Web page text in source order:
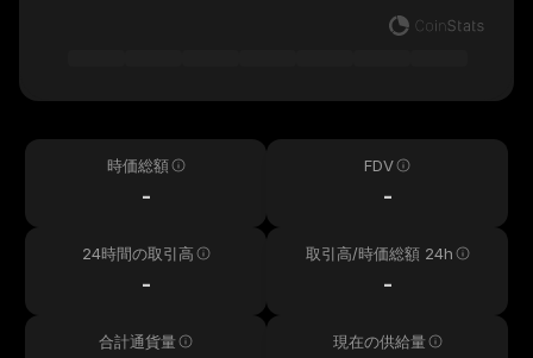
時価総額
-
FDV
-
24時間の取引高
-
取引高/時価総額 24h
-
合計通貨量 現在の供給量